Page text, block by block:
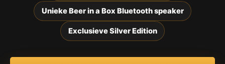
Unieke Beer in a Box Bluetooth speaker
Exclusieve Silver Edition